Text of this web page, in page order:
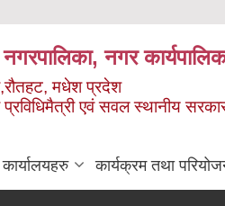
नगरपालिका, नगर
मधेश प्रदेश
एवं सवल स्थानीय सरकार
कार्यक्रम तथा